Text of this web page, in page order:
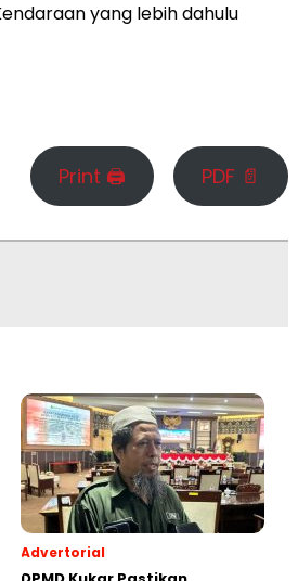
yang lebih dahulu
Print 🖨 PDF 📄
Advertorial